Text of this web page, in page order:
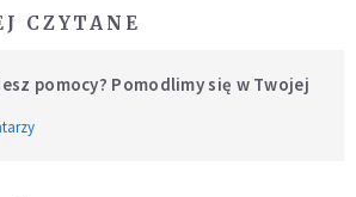
CZYTANE
pomocy? Pomodlimy się w Twojej